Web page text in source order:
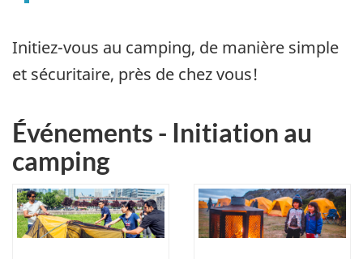
Initiez-vous au camping, de manière simple
et sécuritaire, près de chez vous!
Événements - Initiation au
camping